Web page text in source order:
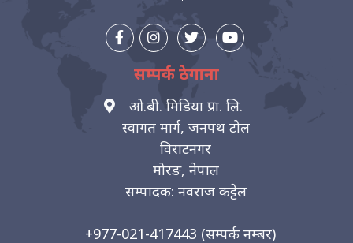
सम्पर्क ठेगाना
ओ.बी. मिडिया प्रा. लि.
स्वागत मार्ग, जनपथ टोल
विराटनगर
मोरङ, नेपाल
सम्पादक: नवराज कट्टेल
+977-021-417443 (सम्पर्क नम्बर)